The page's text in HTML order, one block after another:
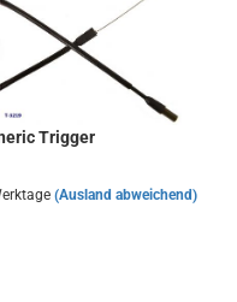
Trigger
(Ausland abweichend)